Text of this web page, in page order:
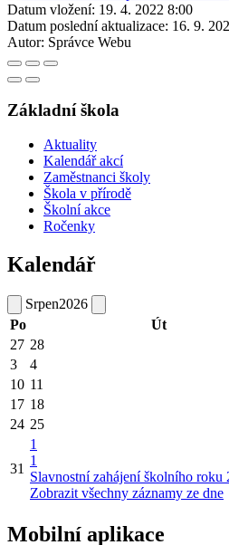
Datum vložení: 19. 4. 2022 8:00
Datum poslední aktualizace: 16. 9.
Autor: Správce Webu
Základní škola
Aktuality
Kalendář akcí
Zaměstnanci školy
Škola v přírodě
Školní akce
Ročenky
Kalendář
Srpen2026
Po
Út
27 28
3
4
10 11
17 18
24 25
31
1
1
Slavnostní zahájení školního roku
Zobrazit všechny záznamy ze dne
Mobilní aplikace